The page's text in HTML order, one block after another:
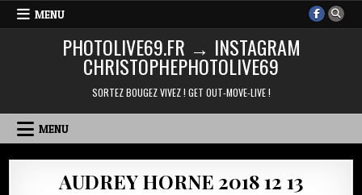
Skip
MENU
PHOTOLIVE69.FR → INSTAGRAM
CHRISTOPHEPHOTOLIVE69
SORTEZ BOUGEZ VIVEZ ! GET OUT-MOVE-LIVE !
MENU
AUDREY HORNE 2018 12 13